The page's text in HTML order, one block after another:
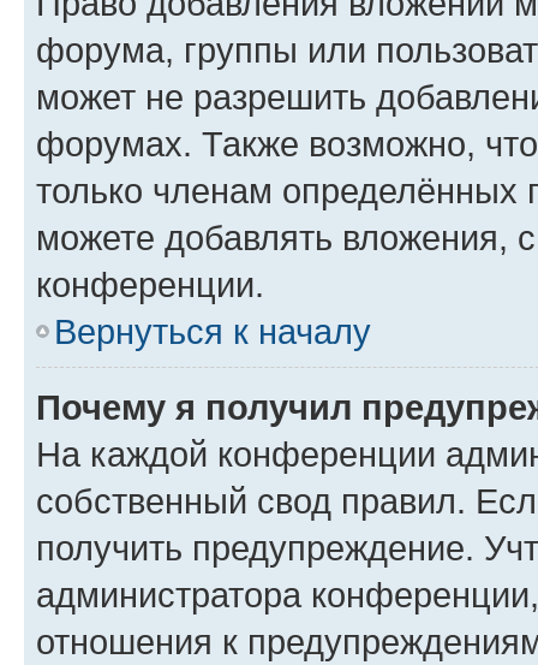
форума, группы или
может не разрешить
форумах. Также возможно,
только членам определённых
можете добавлять вложения,
конференции.
Вернуться к началу
Почему я получил
На каждой конференции
собственный свод правил.
получить предупреждение.
администратора
отношения к